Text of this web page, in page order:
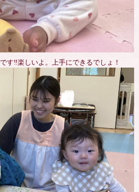
す‼︎楽しいよ。上手にできるでしょ！